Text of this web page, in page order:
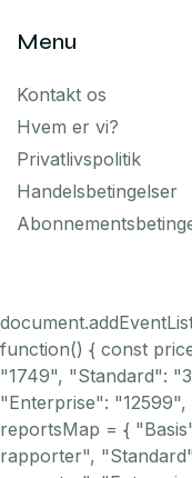
Menu
Kontakt os
Hvem er vi?
Privatlivspolitik
Handelsbetingelser
function() { const
"1749", "Standard":
"Enterprise":
reportsMap = {
rapporter",